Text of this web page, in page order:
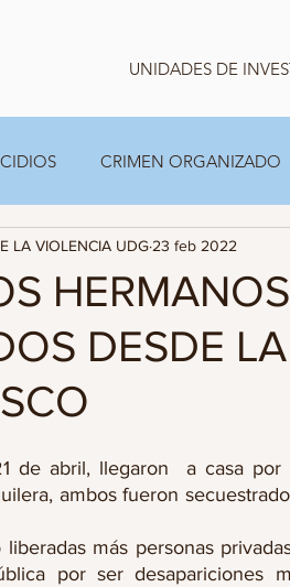
UNIDADES DE
CRIMEN ORGANIZADO
FAMILIAS ESTADISTICA
HERMANOS
DESDE
LA VIOLENCIA UDG 23 feb 2022
de abril, llegaron  a casa por
ambos fueron
más personas
por ser desapariciones